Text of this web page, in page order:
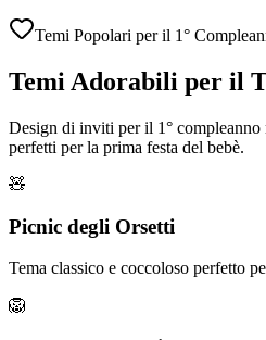
Temi Popolari per il 1°
Temi Adorabili per il
Design di inviti per il 1°
perfetti per la prima festa del bebè.
🧸
Picnic degli Orsetti
Tema classico e coccoloso perfetto
🦁